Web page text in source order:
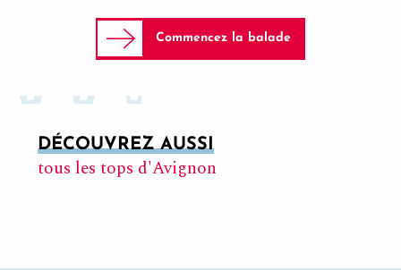
Commencez la balade
DÉCOUVREZ AUSSI
tous les tops d'Avignon